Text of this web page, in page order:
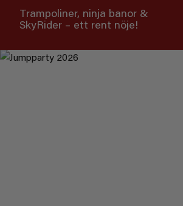
Trampoliner, ninja banor &
SkyRider – ett rent nöje!